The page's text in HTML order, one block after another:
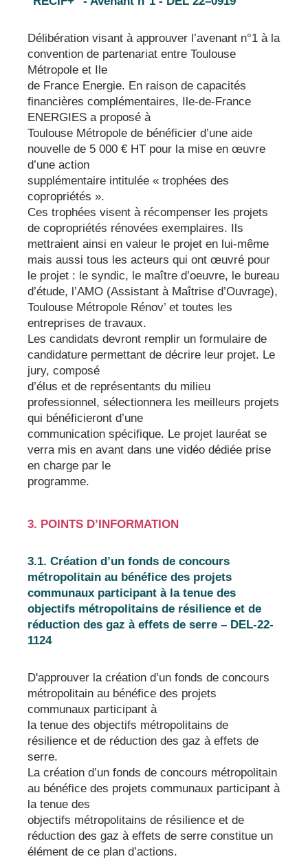
Délibération visant à approuver l’avenant n°1 à la
convention de partenariat entre Toulouse
Métropole et Ile
de France Energie. En raison de capacités
financières complémentaires, Ile-de-France
ENERGIES a proposé à
Toulouse Métropole de bénéficier d’une aide
nouvelle de 5 000 € HT pour la mise en œuvre
d’une action
supplémentaire intitulée « trophées des
copropriétés ».
Ces trophées visent à récompenser les projets
de copropriétés rénovées exemplaires. Ils
mettraient ainsi en valeur le projet en lui-même
mais aussi tous les acteurs qui ont œuvré pour
le projet : le syndic, le maître d’oeuvre, le bureau
d’étude, l’AMO (Assistant à Maîtrise d’Ouvrage),
Toulouse Métropole Rénov’ et toutes les
entreprises de travaux.
Les candidats devront remplir un formulaire de
candidature permettant de décrire leur projet. Le
jury, composé
d’élus et de représentants du milieu
professionnel, sélectionnera les meilleurs projets
qui bénéficieront d’une
communication spécifique. Le projet lauréat se
verra mis en avant dans une vidéo dédiée prise
en charge par le
programme.
3. POINTS D’INFORMATION
3.1. Création d’un fonds de concours
métropolitain au bénéfice des projets
communaux participant à la tenue des
objectifs métropolitains de résilience et de
réduction des gaz à effets de serre – DEL-22-
1124
D'approuver la création d’un fonds de concours
métropolitain au bénéfice des projets
communaux participant à
la tenue des objectifs métropolitains de
résilience et de réduction des gaz à effets de
serre.
La création d’un fonds de concours métropolitain
au bénéfice des projets communaux participant à
la tenue des
objectifs métropolitains de résilience et de
réduction des gaz à effets de serre constitue un
élément de ce plan d’actions.